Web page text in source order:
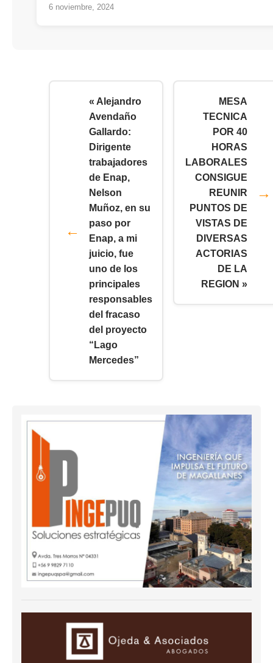
6 noviembre, 2024
« Alejandro
Avendaño
Gallardo:
Dirigente
trabajadores
de Enap,
Nelson
Muñoz, en su
paso por
Enap, a mi
juicio, fue
uno de los
principales
responsables
del fracaso
del proyecto
“Lago
Mercedes”
MESA
TECNICA
POR 40
HORAS
LABORALES
CONSIGUE
REUNIR
PUNTOS DE
VISTAS DE
DIVERSAS
ACTORIAS
DE LA
REGION »